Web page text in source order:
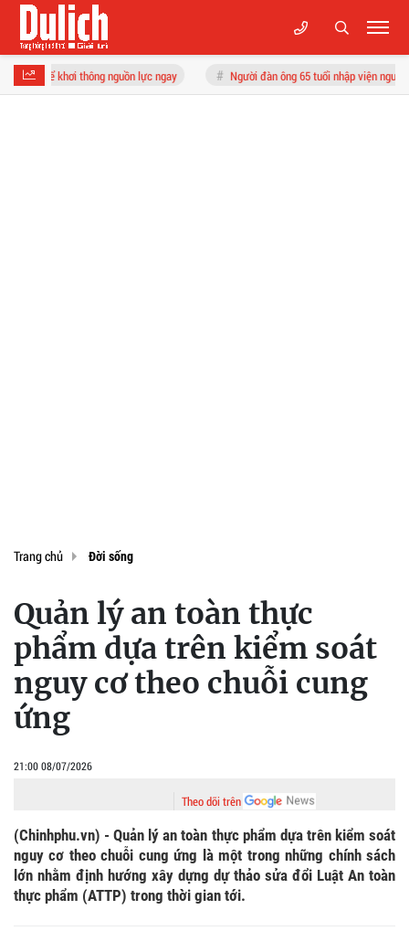
nguồn lực ngay Người đàn ông 65 tuổi nhập viện nguy kịch sau 2 tuần ăn
Trang chủ Đời sống
Quản lý an toàn thực
phẩm dựa trên kiểm soát
nguy cơ theo chuỗi cung
ứng
21:00 08/07/2026
Theo dõi trên
(Chinhphu.vn) - Quản lý an toàn thực phẩm dựa trên kiểm soát
nguy cơ theo chuỗi cung ứng là một trong những chính sách
lớn nhằm định hướng xây dựng dự thảo sửa đổi Luật An toàn
thực phẩm (ATTP) trong thời gian tới.